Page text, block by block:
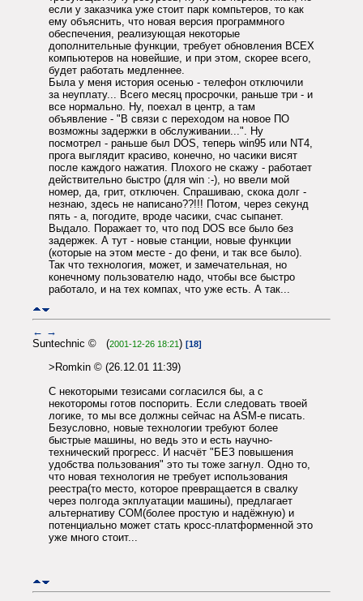
если у заказчика уже стоит парк компьтеров, то как
ему объяснить, что новая версия программного
обеспечения, реализующая некоторые
дополнительные функции, требует обновления ВСЕХ
компьютеров на новейшие, и при этом, скорее всего,
будет работать медленнее.
Была у меня история осенью - телефон отключили
за неуплату... Всего месяц просрочки, раньше три - и
все нормально. Ну, поехал в центр, а там
объявление - "В связи с переходом на новое ПО
возможны задержки в обслуживании...". Ну
посмотрел - раньше был DOS, теперь win95 или NT4,
прога выглядит красиво, конечно, но часики висят
после каждого нажатия. Плохого не скажу - работает
действительно быстро (для win :-), но ввели мой
номер, да, грит, отключен. Спрашиваю, скока долг -
незнаю, здесь не написано??!!! Потом, через секунд
пять - а, погодите, вроде часики, счас сыпанет.
Выдало. Поражает то, что под DOS все было без
задержек. А тут - новые станции, новые функции
(которые на этом месте - до фени, и так все было).
Так что технология, может, и замечательная, но
конечному пользователю надо, чтобы все быстро
работало, и на тех компах, что уже есть. А так...
← →
Suntechnic © (2001-12-26 18:21 ) [18]
>Romkin © (26.12.01 11:39)
С некоторыми тезисами согласился бы, а с
некоторомы готов поспорить. Если следовать твоей
логике, то мы все должны сейчас на ASM-е писать.
Безусловно, новые технологии требуют более
быстрые машины, но ведь это и есть научно-
технический прогресс. И насчёт "БЕЗ повышения
удобства пользования" это ты тоже загнул. Одно то,
что новая технология не требует использования
реестра(то место, которое превращается в свалку
через полгода экплуатации машины), предлагает
альтернативу COM(более простую и надёжную) и
потенциально может стать кросс-платформенной это
уже много стоит...